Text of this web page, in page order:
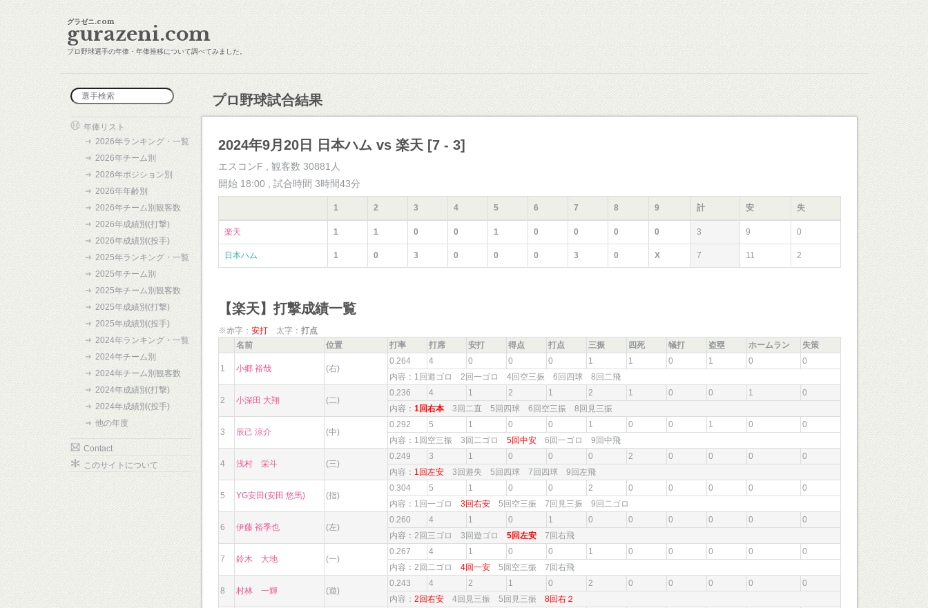
グラゼニ.com
gurazeni.com
プロ野球選手の年俸・年俸推移について調べてみました。
年俸リスト
2026年ランキング・一覧
2026年チーム別
2026年ポジション別
2026年年齢別
2026年チーム別観客数
2026年成績別(打撃)
2026年成績別(投手)
2025年ランキング・一覧
2025年チーム別
2025年チーム別観客数
2025年成績別(打撃)
2025年成績別(投手)
2024年ランキング・一覧
2024年チーム別
2024年チーム別観客数
2024年成績別(打撃)
2024年成績別(投手)
他の年度
Contact
このサイトについて
プロ野球試合結果
2024年9月20日 日本ハム vs 楽天 [7 - 3]
エスコンF , 観客数 30881人
開始 18:00 , 試合時間 3時間43分
1 2 3 4 5 6 7 8 9 計 安 失
楽天 1 1 0 0 1 0 0 0 0 3 9 0
日本ハム 1 0 3 0 0 0 3 0 X 7 11 2
【楽天】打撃成績一覧
※赤字： 安打 太字： 打点
名前
位置 打率 打席 安打 得点 打点 三振 四死 犠打 盗塁 ホームラン 失策
1 小郷 裕哉 (右)
0.264 4 0 0 0 1 1 0 1 0
0
内容：1回遊ゴロ 2回一ゴロ 4回空三振 6回四球 8回二飛
2 小深田 大翔 (二)
0.236 4 1 2 1 2 1 0 0 1
0
内容： 1回右本 3回二直 5回四球 6回空三振 8回見三振
3 辰己 涼介 (中)
0.292 5 1 0 0 1 0 0 1 0
0
内容：1回空三振 3回二ゴロ 5回中安 6回一ゴロ 9回中飛
4 浅村 栄斗 (三)
0.249 3 1 0 0 0 2 0 0 0
0
内容： 1回左安 3回遊失 5回四球 7回四球 9回左飛
5 YG安田(安田 悠馬) (指)
0.304 5 1 0 0 2 0 0 0 0
0
内容：1回一ゴロ 3回右安 5回空三振 7回見三振 9回二ゴロ
6 伊藤 裕季也 (左)
0.260 4 1 0 1 0 0 0 0 0
0
内容：2回三ゴロ 3回遊ゴロ 5回左安 7回右飛
7 鈴木 大地 (一)
0.267 4 1 0 0 1 0 0 0 0
0
内容：2回二ゴロ 4回一安 5回空三振 7回右飛
8 村林 一輝 (遊)
0.243 4 2 1 0 2 0 0 0 0
0
内容： 2回右安 4回見三振 5回見三振 8回右２